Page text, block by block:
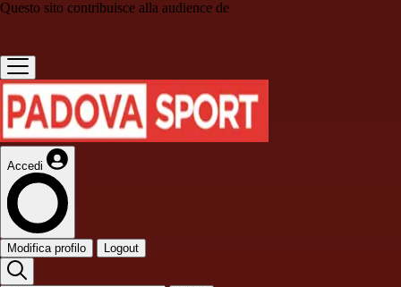
Questo sito contribuisce alla audience de
Accedi
Modifica profilo Logout